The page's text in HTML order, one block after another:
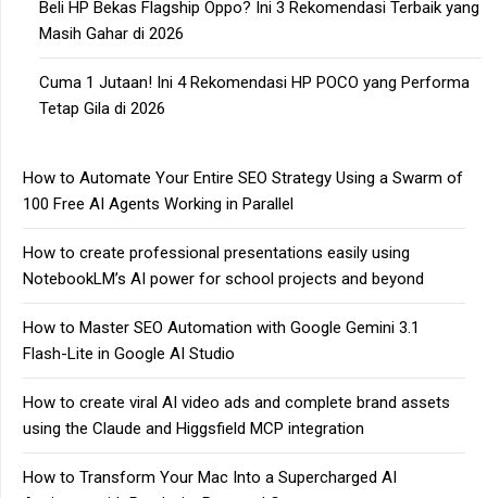
Beli HP Bekas Flagship Oppo? Ini 3 Rekomendasi Terbaik yang
Masih Gahar di 2026
Cuma 1 Jutaan! Ini 4 Rekomendasi HP POCO yang Performa
Tetap Gila di 2026
How to Automate Your Entire SEO Strategy Using a Swarm of
100 Free AI Agents Working in Parallel
How to create professional presentations easily using
NotebookLM’s AI power for school projects and beyond
How to Master SEO Automation with Google Gemini 3.1
Flash-Lite in Google AI Studio
How to create viral AI video ads and complete brand assets
using the Claude and Higgsfield MCP integration
How to Transform Your Mac Into a Supercharged AI